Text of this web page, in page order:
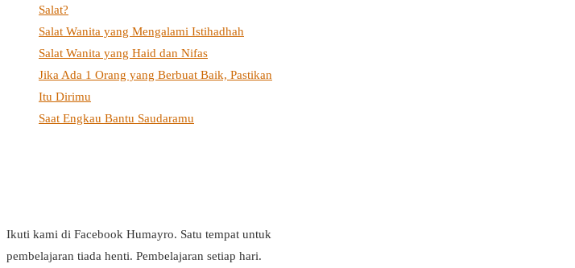
Salat?
Salat Wanita yang Mengalami Istihadhah
Salat Wanita yang Haid dan Nifas
Jika Ada 1 Orang yang Berbuat Baik, Pastikan
Itu Dirimu
Saat Engkau Bantu Saudaramu
Ikuti kami di Facebook Humayro. Satu tempat untuk
pembelajaran tiada henti. Pembelajaran setiap hari.